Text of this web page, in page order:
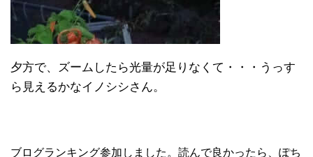
夕方で、ズームしたら光量が足りなくて・・・うっす
ら見えるかなイノシシさん。
ブログランキング参加しました。読んで良かったら、ぽち